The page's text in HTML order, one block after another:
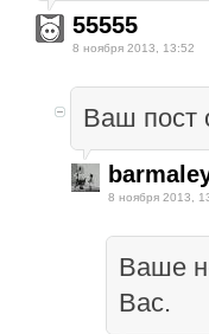
55555
8 ноября 2013, 13:52
Ваш пост
8 ноября 2013,
Ваше
Вас.